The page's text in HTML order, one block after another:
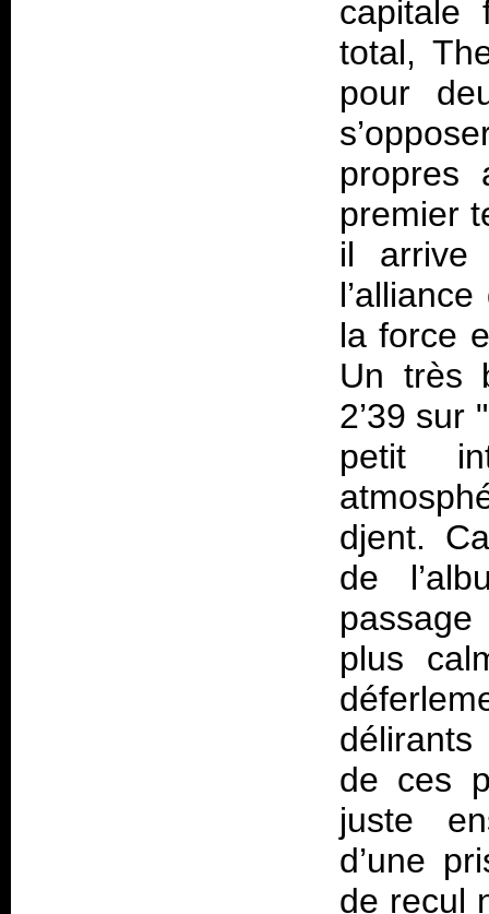
capitale
total,
pour
propres
premier
il arrive
la force
Un très
2’39 sur
petit
djent.
de
passage
plus
de ces
juste
d’une
de recul